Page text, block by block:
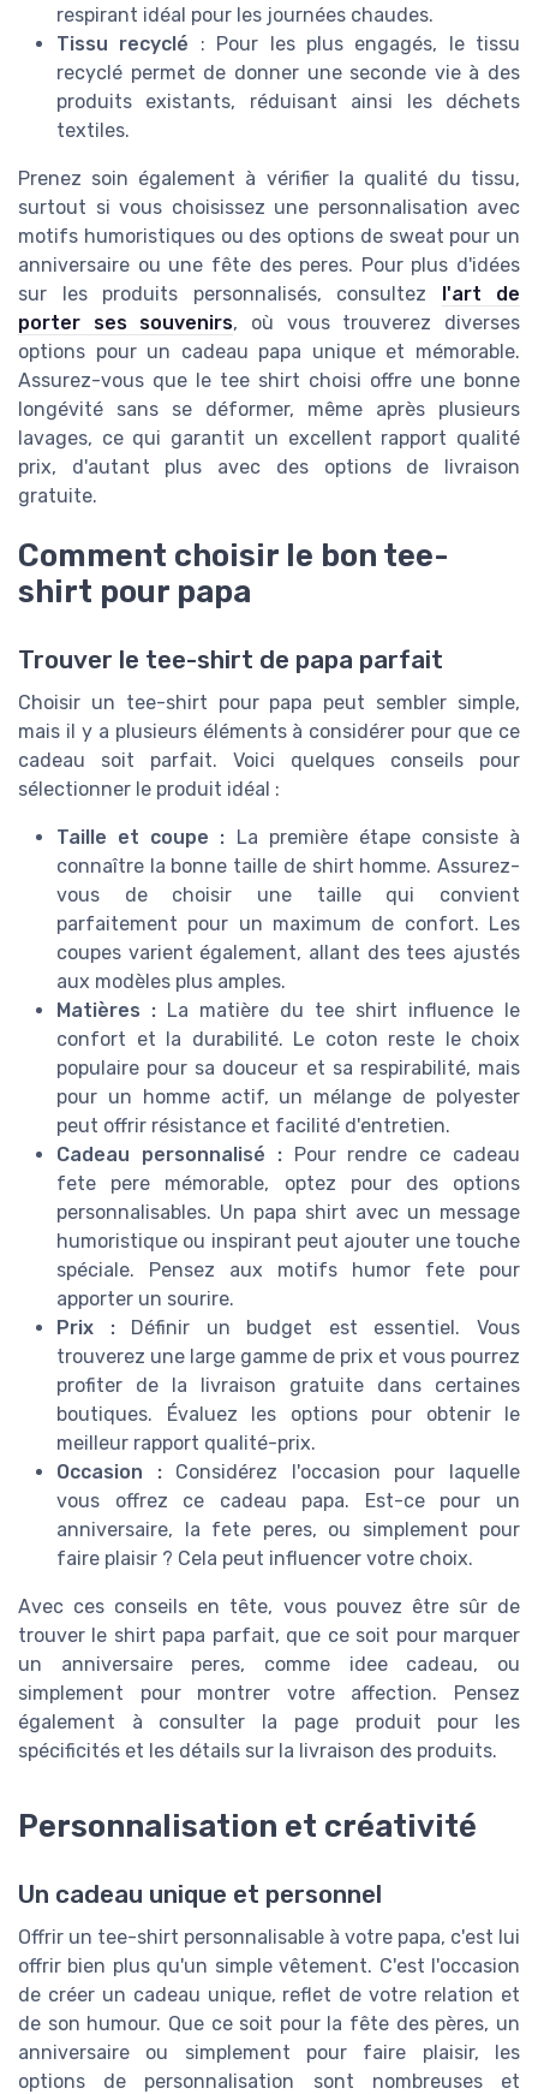
respirant idéal pour les journées chaudes.
Tissu recyclé : Pour les plus engagés, le tissu
recyclé permet de donner une seconde vie à des
produits existants, réduisant ainsi les déchets
textiles.
Prenez soin également à vérifier la qualité du tissu,
surtout si vous choisissez une personnalisation avec
motifs humoristiques ou des options de sweat pour un
anniversaire ou une fête des peres. Pour plus d'idées
sur les produits personnalisés, consultez
l'art de
porter ses souvenirs, où vous trouverez diverses
options pour un cadeau papa unique et mémorable.
Assurez-vous que le tee shirt choisi offre une bonne
longévité sans se déformer, même après plusieurs
lavages, ce qui garantit un excellent rapport qualité
prix, d'autant plus avec des options de livraison
gratuite.
Comment choisir le bon tee-
shirt pour papa
Trouver le tee-shirt de papa parfait
Choisir un tee-shirt pour papa peut sembler simple,
mais il y a plusieurs éléments à considérer pour que ce
cadeau soit parfait. Voici quelques conseils pour
sélectionner le produit idéal :
Taille et coupe : La première étape consiste à
connaître la bonne taille de shirt homme. Assurez-
vous de choisir une taille qui convient
parfaitement pour un maximum de confort. Les
coupes varient également, allant des tees ajustés
aux modèles plus amples.
Matières : La matière du tee shirt influence le
confort et la durabilité. Le coton reste le choix
populaire pour sa douceur et sa respirabilité, mais
pour un homme actif, un mélange de polyester
peut offrir résistance et facilité d'entretien.
Cadeau personnalisé :Pour rendre ce cadeau
fete pere mémorable, optez pour des options
personnalisables. Un papa shirt avec un message
humoristique ou inspirant peut ajouter une touche
spéciale. Pensez aux motifs humor fete pour
apporter un sourire.
Prix :Définir un budget est essentiel. Vous
trouverez une large gamme de prix et vous pourrez
profiter de la livraison gratuite dans certaines
boutiques. Évaluez les options pour obtenir le
meilleur rapport qualité-prix.
Occasion :Considérez l'occasion pour laquelle
vous offrez ce cadeau papa. Est-ce pour un
anniversaire, la fete peres, ou simplement pour
faire plaisir ? Cela peut influencer votre choix.
Avec ces conseils en tête, vous pouvez être sûr de
trouver le shirt papa parfait, que ce soit pour marquer
un anniversaire peres, comme idee cadeau, ou
simplement pour montrer votre affection. Pensez
également à consulter la page produit pour les
spécificités et les détails sur la livraison des produits.
Personnalisation et créativité
Un cadeau unique et personnel
Offrir un tee-shirt personnalisable à votre papa, c'est lui
offrir bien plus qu'un simple vêtement. C'est l'occasion
de créer un cadeau unique, reflet de votre relation et
de son humour. Que ce soit pour la fête des pères, un
anniversaire ou simplement pour faire plaisir, les
options de personnalisation sont nombreuses et